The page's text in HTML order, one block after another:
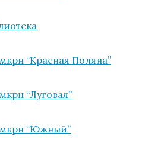
“Красная Поляна”
“Луговая”
“Южный”